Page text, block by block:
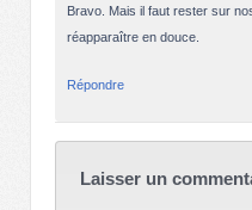
Bravo. Mais il faut rester sur
réapparaître en douce.
Répondre
Laisser un